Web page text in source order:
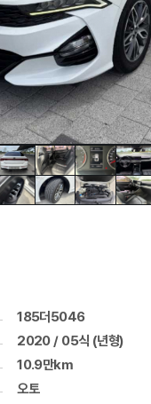
185더5046
2020 / 05식 (년형)
10.9만km
오토